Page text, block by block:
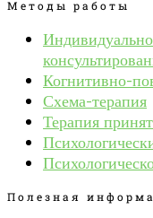
Методы работы
Когнитивно-
Схема-терапия
Терапия
Полезная